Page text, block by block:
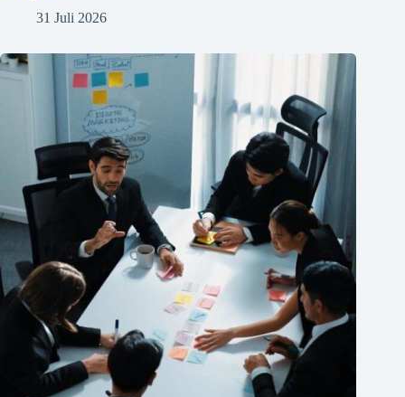
31 Juli 2026